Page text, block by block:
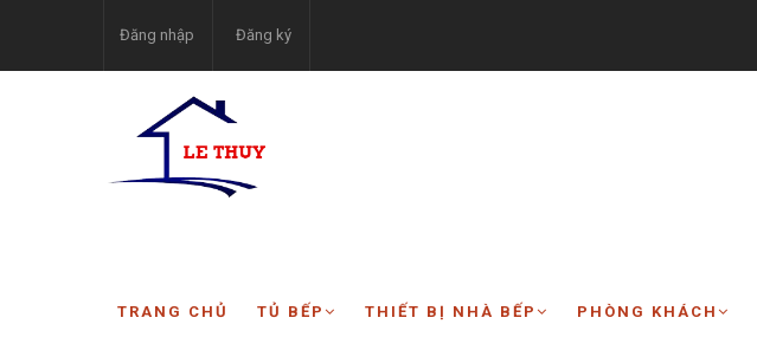
Đăng nhập Đăng ký
TRANG CHỦ TỦ BẾP THIẾT BỊ NHÀ BẾP PHÒNG KHÁCH